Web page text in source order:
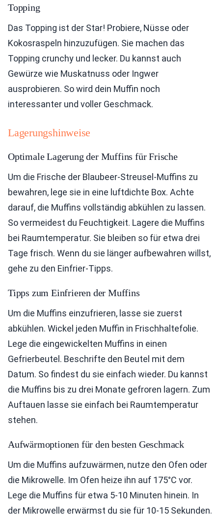
Topping
Das Topping ist der Star! Probiere, Nüsse oder
Kokosraspeln hinzuzufügen. Sie machen das
Topping crunchy und lecker. Du kannst auch
Gewürze wie Muskatnuss oder Ingwer
ausprobieren. So wird dein Muffin noch
interessanter und voller Geschmack.
Lagerungshinweise
Optimale Lagerung der Muffins für Frische
Um die Frische der Blaubeer-Streusel-Muffins zu
bewahren, lege sie in eine luftdichte Box. Achte
darauf, die Muffins vollständig abkühlen zu lassen.
So vermeidest du Feuchtigkeit. Lagere die Muffins
bei Raumtemperatur. Sie bleiben so für etwa drei
Tage frisch. Wenn du sie länger aufbewahren willst,
gehe zu den Einfrier-Tipps.
Tipps zum Einfrieren der Muffins
Um die Muffins einzufrieren, lasse sie zuerst
abkühlen. Wickel jeden Muffin in Frischhaltefolie.
Lege die eingewickelten Muffins in einen
Gefrierbeutel. Beschrifte den Beutel mit dem
Datum. So findest du sie einfach wieder. Du kannst
die Muffins bis zu drei Monate gefroren lagern. Zum
Auftauen lasse sie einfach bei Raumtemperatur
stehen.
Aufwärmoptionen für den besten Geschmack
Um die Muffins aufzuwärmen, nutze den Ofen oder
die Mikrowelle. Im Ofen heize ihn auf 175°C vor.
Lege die Muffins für etwa 5-10 Minuten hinein. In
der Mikrowelle erwärmst du sie für 10-15 Sekunden.